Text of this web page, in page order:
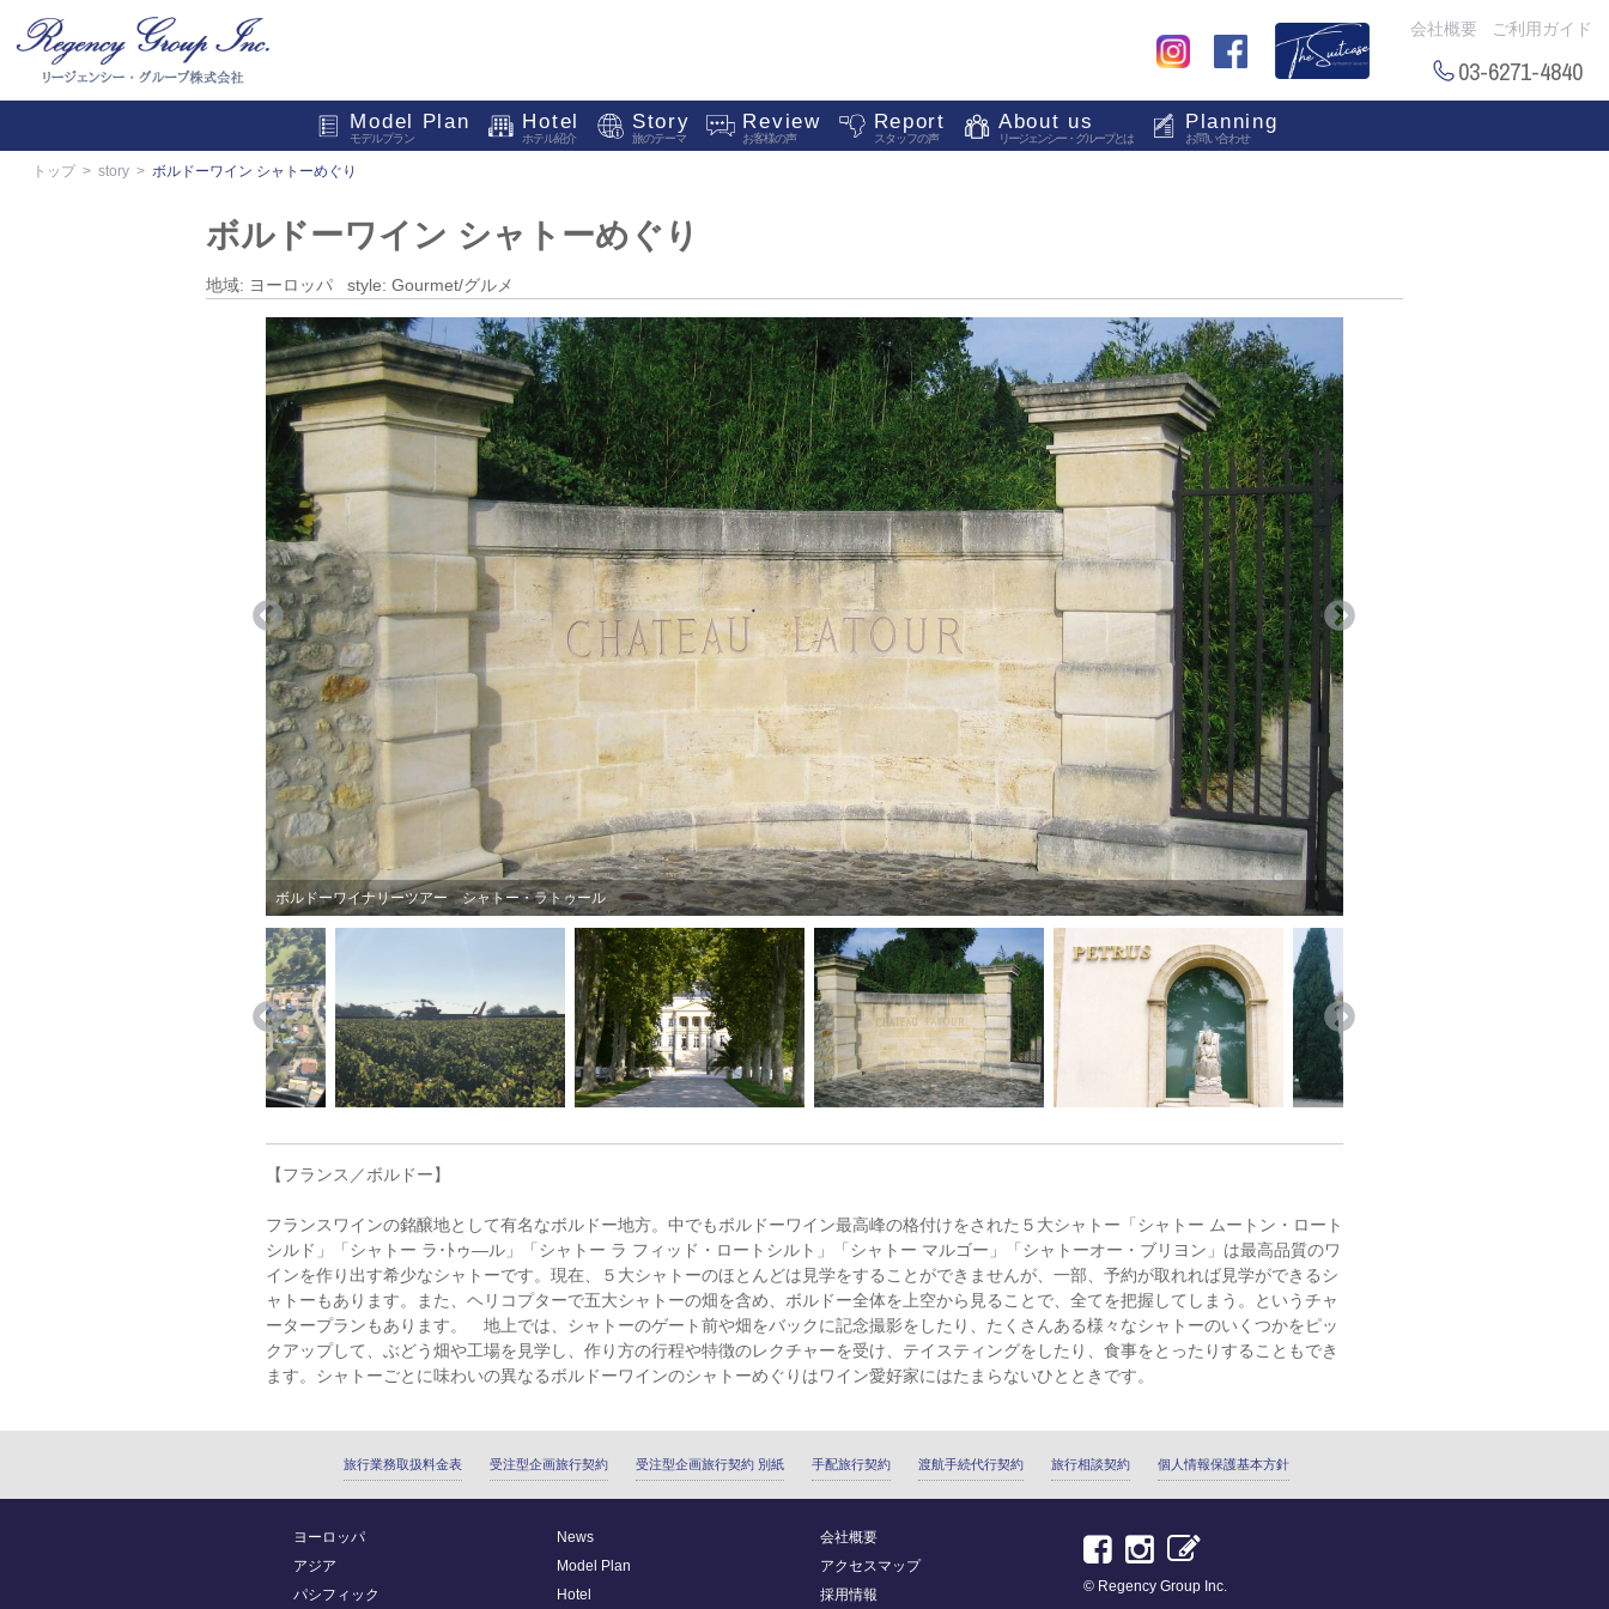
会社概要 ご利用ガイド
03-6271-4840
Model Plan
モデルプラン
Hotel
ホテル紹介
Story
旅のテーマ
Review
お客様の声
Report
スタッフの声
About us
リージェンシー・グループとは
Planning
お問い合わせ
トップ story ボルドーワイン シャトーめぐり
ボルドーワイン シャトーめぐり
地域: ヨーロッパ style: Gourmet/グルメ
ボルドーワイナリーツアー シャトー・ラトゥール
【フランス／ボルドー】
フランスワインの銘醸地として有名なボルドー地方。中でもボルドーワイン最高峰の格付けをされた５大シャトー「シャトー ムートン・ロート
シルド」「シャトー ラ･ﾄゥ―ル」「シャトー ラ フィッド・ロートシルト」「シャトー マルゴー」「シャトーオー・ブリヨン」は最高品質のワ
インを作り出す希少なシャトーです。現在、５大シャトーのほとんどは見学をすることができませんが、一部、予約が取れれば見学ができるシ
ャトーもあります。また、ヘリコプターで五大シャトーの畑を含め、ボルドー全体を上空から見ることで、全てを把握してしまう。というチャ
ータープランもあります。 地上では、シャトーのゲート前や畑をバックに記念撮影をしたり、たくさんある様々なシャトーのいくつかをピッ
クアップして、ぶどう畑や工場を見学し、作り方の行程や特徴のレクチャーを受け、テイスティングをしたり、食事をとったりすることもでき
ます。シャトーごとに味わいの異なるボルドーワインのシャトーめぐりはワイン愛好家にはたまらないひとときです。
旅行業務取扱料金表 受注型企画旅行契約 受注型企画旅行契約 別紙 手配旅行契約 渡航手続代行契約 旅行相談契約 個人情報保護基本方針
ヨーロッパ
アジア
パシフィック
News
Model Plan
Hotel
会社概要
アクセスマップ
採用情報
© Regency Group Inc.